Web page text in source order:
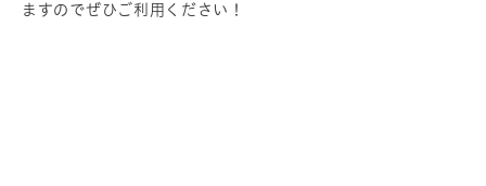
ますのでぜひご利用ください！